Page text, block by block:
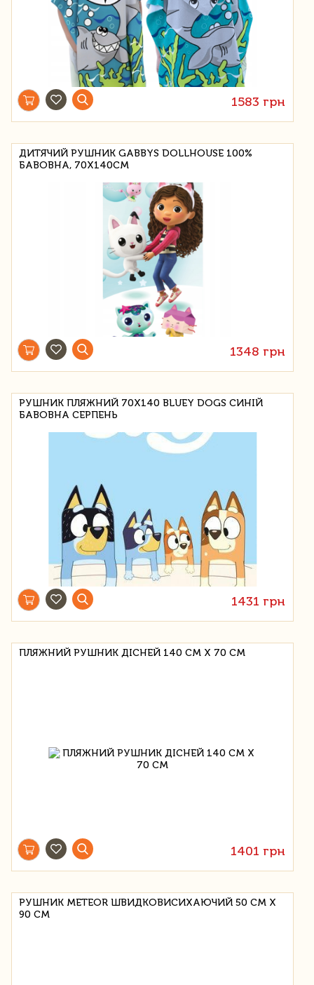
1583 грн
ДИТЯЧИЙ РУШНИК GABBYS DOLLHOUSE 100%
БАВОВНА, 70Х140СМ
1348 грн
РУШНИК ПЛЯЖНИЙ 70Х140 BLUEY DOGS СИНІЙ
БАВОВНА СЕРПЕНЬ
1431 грн
ПЛЯЖНИЙ РУШНИК ДІСНЕЙ 140 СМ Х 70 СМ
1401 грн
РУШНИК METEOR ШВИДКОВИСИХАЮЧИЙ 50 СМ Х
90 СМ